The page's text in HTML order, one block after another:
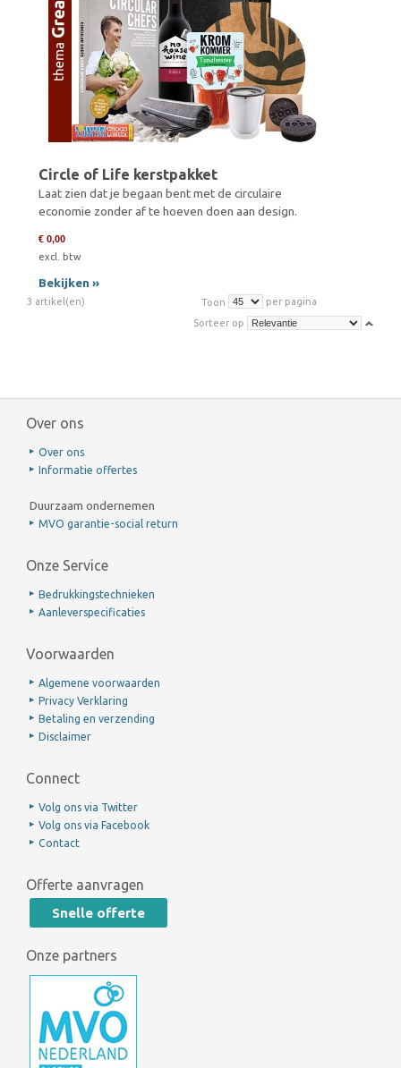
Circle of Life kerstpakket
Laat zien dat je begaan bent met de circulaire
economie zonder af te hoeven doen aan design.
€ 0,00
excl. btw
Bekijken »
3 artikel(en) Toon per pagina
Sorteer op
Over ons
Over ons
Informatie offertes
Duurzaam ondernemen
MVO garantie-social return
Onze Service
Bedrukkingstechnieken
Aanleverspecificaties
Voorwaarden
Algemene voorwaarden
Privacy Verklaring
Betaling en verzending
Disclaimer
Connect
Volg ons via Twitter
Volg ons via Facebook
Contact
Offerte aanvragen
Snelle offerte
Onze partners